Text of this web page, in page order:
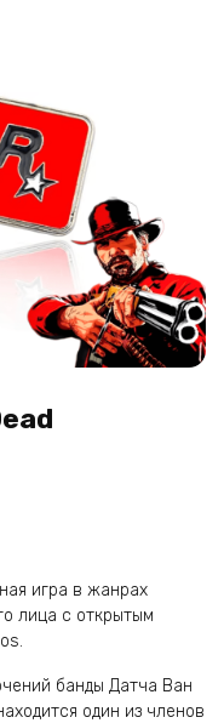
игра в жанрах
лица с открытым
банды Датча Ван
один из членов